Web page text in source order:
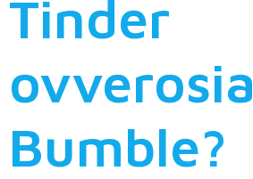
Tinder
ovverosia
Bumble?